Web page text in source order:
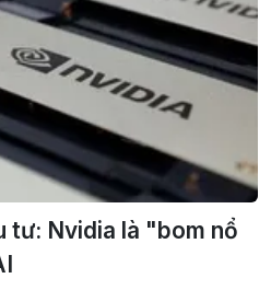
tư: Nvidia là "bom nổ